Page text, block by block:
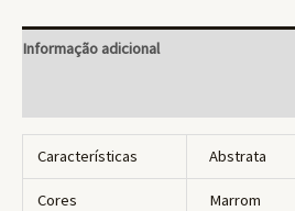
Informação adicional
Características Abstrata
Cores Marrom